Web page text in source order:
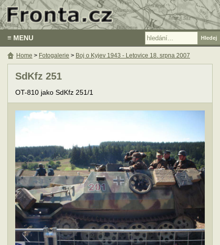
≡ MENU
SdKfz 251
OT-810 jako SdKfz 251/1
Home > Fotogalerie > Boj o Kyjev 1943 - Letovice 18. srpna 2007